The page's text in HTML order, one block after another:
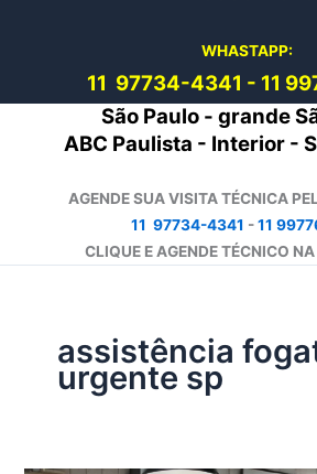
WHASTAPP:
11 97734-4341 - 11
São Paulo - grande
ABC Paulista - Interior -
AGENDE SUA VISITA TÉCNICA
11 97734-4341 -11
CLIQUE E AGENDE TÉCNICO
assistência
urgente sp